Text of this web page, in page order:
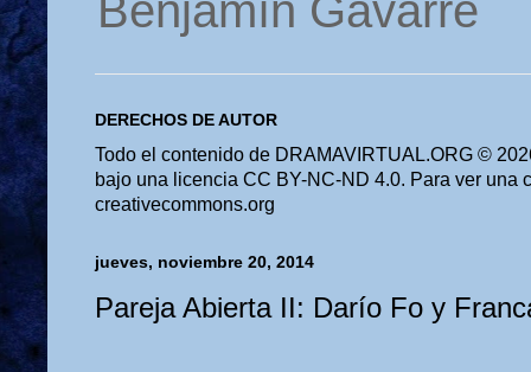
Benjamín Gavarre
DERECHOS DE AUTOR
Todo el contenido de DRAMAVIRTUAL.ORG ©
bajo una licencia CC BY-NC-ND 4.0. Para ver una
creativecommons.org
jueves, noviembre 20, 2014
Pareja Abierta II: Darío Fo y